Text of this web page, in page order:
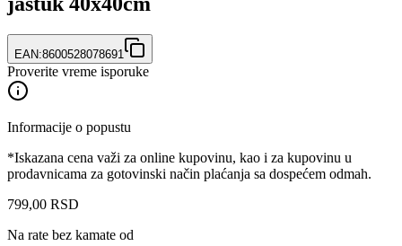
EAN:8600528078691
Proverite vreme isporuke
Informacije o popustu
*Iskazana cena važi za online kupovinu, kao i za kupovinu u
prodavnicama za gotovinski način plaćanja sa dospećem odmah.
799,00 RSD
Na rate bez kamate od